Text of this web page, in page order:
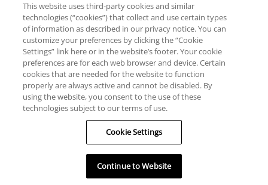
ΣΥΝΔΕΘΕΙΤΕ ΜΑΖΙ ΜΑΣ
Εξυπηρέτηση για το πρόγραμμα Weeks
211-1986739
© RCI, LLC. Με την επιφύλαξη παντός δικαιώματος.
This website uses third-party cookies and similar
technologies (“cookies”) that collect and use certain types
of information as described in our privacy notice. You can
customize your preferences by clicking the “Cookie
Settings” link here or in the website’s footer. Your cookie
preferences are for each web browser and device. Certain
cookies that are needed for the website to function
properly are always active and cannot be disabled. By
using the website, you consent to the use of these
technologies subject to our terms of use.
Cookie Settings
Continue to Website